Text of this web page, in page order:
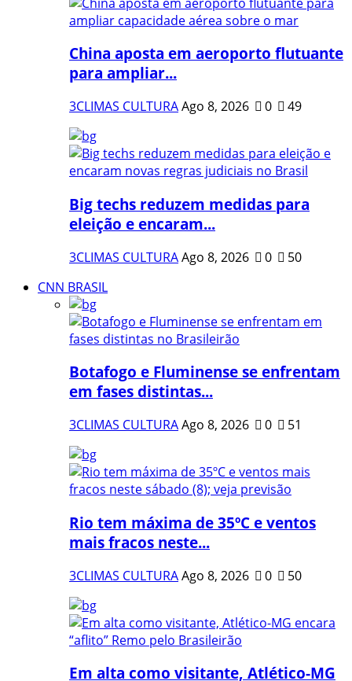
China aposta em aeroporto flutuante
para ampliar...
3CLIMAS CULTURAAgo 8, 2026 0 49
Big techs reduzem medidas para
eleição e encaram...
3CLIMAS CULTURAAgo 8, 2026 0
50
CNN BRASIL
Botafogo e Fluminense se enfrentam
em fases distintas...
3CLIMAS CULTURAAgo 8, 2026 0 51
Rio tem máxima de 35ºC e ventos
mais fracos neste...
3CLIMAS CULTURAAgo 8, 2026 0 50
Em alta como visitante, Atlético-MG